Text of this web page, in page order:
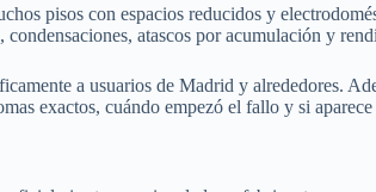
pisos con espacios reducidos y
atascos por acumulación y
a usuarios de Madrid y alrededores.
exactos, cuándo empezó el fallo y si aparece